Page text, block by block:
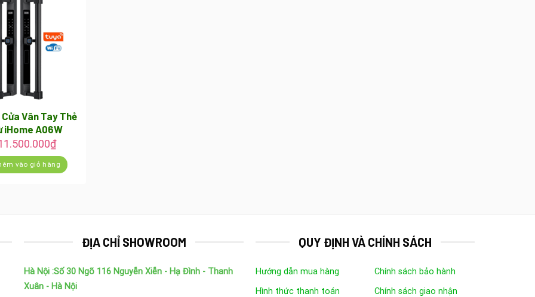
Vân Tay Thẻ
iHome A06W
₫
vào giỏ hàng
ĐỊA CHỈ SHOWROOM
Hà Nội :Số 30 Ngõ 116 Nguyễn Xiễn - Hạ Đình - Thanh
Xuân - Hà Nội
QUY ĐỊNH VÀ CHÍNH SÁCH
Hướng dẫn mua hàng
Hình thức thanh toán
Chính sách bảo hành
Chính sách giao nhận